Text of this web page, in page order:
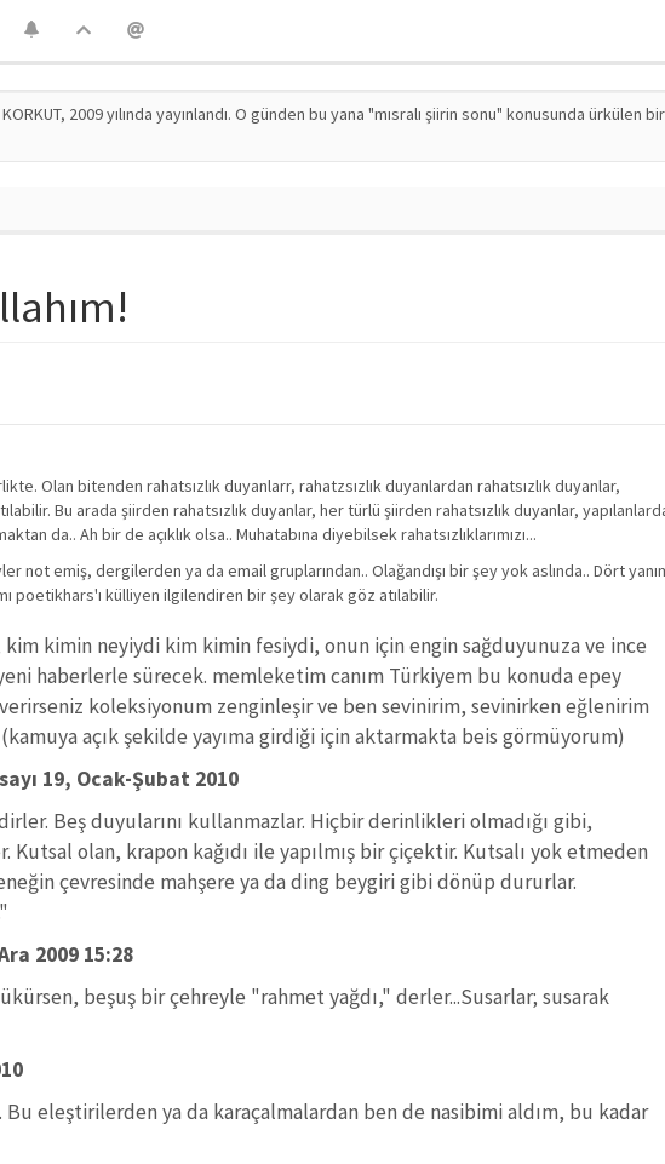
2009 yılında yayınlandı. O günden bu yana "mısralı şiirin sonu" konusunda
Olan bitenden rahatsızlık duyanlarr, rahatzsızlık duyanlardan rahatsızlık duyanlar,
Bu arada şiirden rahatsızlık duyanlar, her türlü şiirden rahatsızlık duyanlar,
da.. Ah bir de açıklık olsa.. Muhatabına diyebilsek rahatsızlıklarımızı...
not emiş, dergilerden ya da email gruplarından.. Olağandışı bir şey yok aslında.. Dört
poetikhars'ı külliyen ilgilendiren bir şey olarak göz atılabilir.
kimin neyiydi kim kimin fesiydi, onun için engin sağduyunuza ve ince
haberlerle sürecek. memleketim canım Türkiyem bu konuda epey
koleksiyonum zenginleşir ve ben sevinirim, sevinirken eğlenirim
açık şekilde yayıma girdiği için aktarmakta beis görmüyorum)
19, Ocak-Şubat 2010
Beş duyularını kullanmazlar. Hiçbir derinlikleri olmadığı gibi,
olan, krapon kağıdı ile yapılmış bir çiçektir. Kutsalı yok etmeden
çevresinde mahşere ya da ding beygiri gibi dönüp dururlar.
2009 15:28
beşuş bir çehreyle "rahmet yağdı," derler...Susarlar; susarak
eleştirilerden ya da karaçalmalardan ben de nasibimi aldım, bu kadar